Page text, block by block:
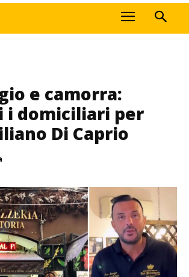
e camorra:
i domiciliari per
Di Caprio